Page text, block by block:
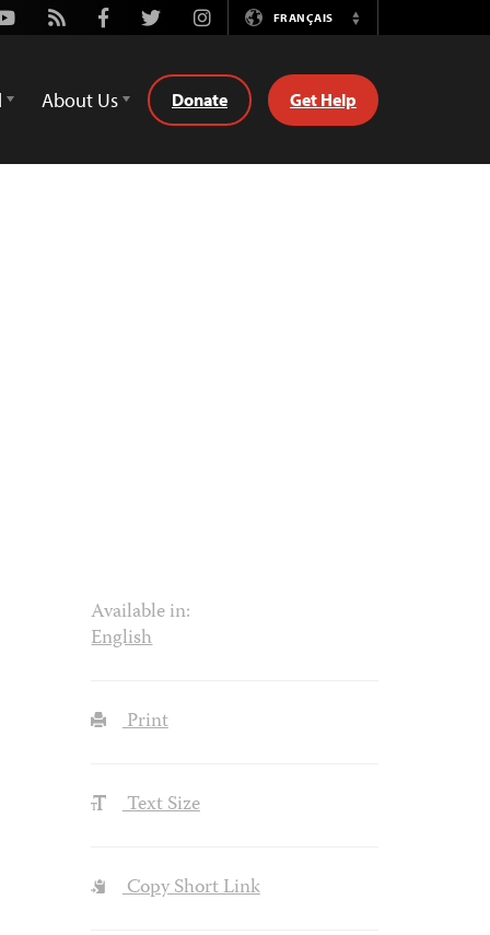
Rss FacebookTwitterInstagramFRANÇAIS
Switch
About Us Donate Get Help
Available in:
English
Print
Text Size
Copy Short Link